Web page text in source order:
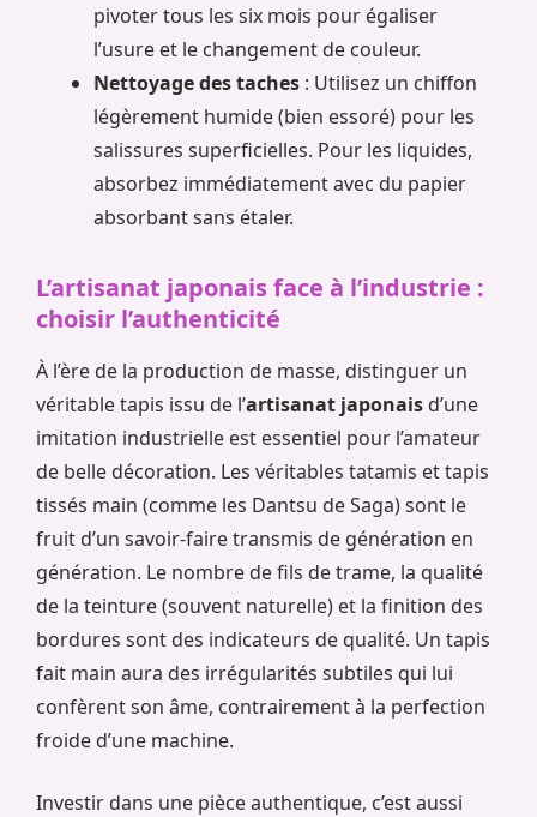
pivoter tous les six mois pour égaliser
l’usure et le changement de couleur.
Nettoyage des taches : Utilisez un chiffon
légèrement humide (bien essoré) pour les
salissures superficielles. Pour les liquides,
absorbez immédiatement avec du papier
absorbant sans étaler.
L’artisanat japonais face à l’industrie :
choisir l’authenticité
À l’ère de la production de masse, distinguer un
véritable tapis issu de l’artisanat japonais d’une
imitation industrielle est essentiel pour l’amateur
de belle décoration. Les véritables tatamis et tapis
tissés main (comme les Dantsu de Saga) sont le
fruit d’un savoir-faire transmis de génération en
génération. Le nombre de fils de trame, la qualité
de la teinture (souvent naturelle) et la finition des
bordures sont des indicateurs de qualité. Un tapis
fait main aura des irrégularités subtiles qui lui
confèrent son âme, contrairement à la perfection
froide d’une machine.
Investir dans une pièce authentique, c’est aussi